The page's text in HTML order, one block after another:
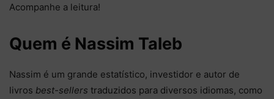
Acompanhe a leitura!
Quem é Nassim Taleb
Nassim é um grande estatístico, investidor e autor de
livros best-sellers traduzidos para diversos idiomas, como